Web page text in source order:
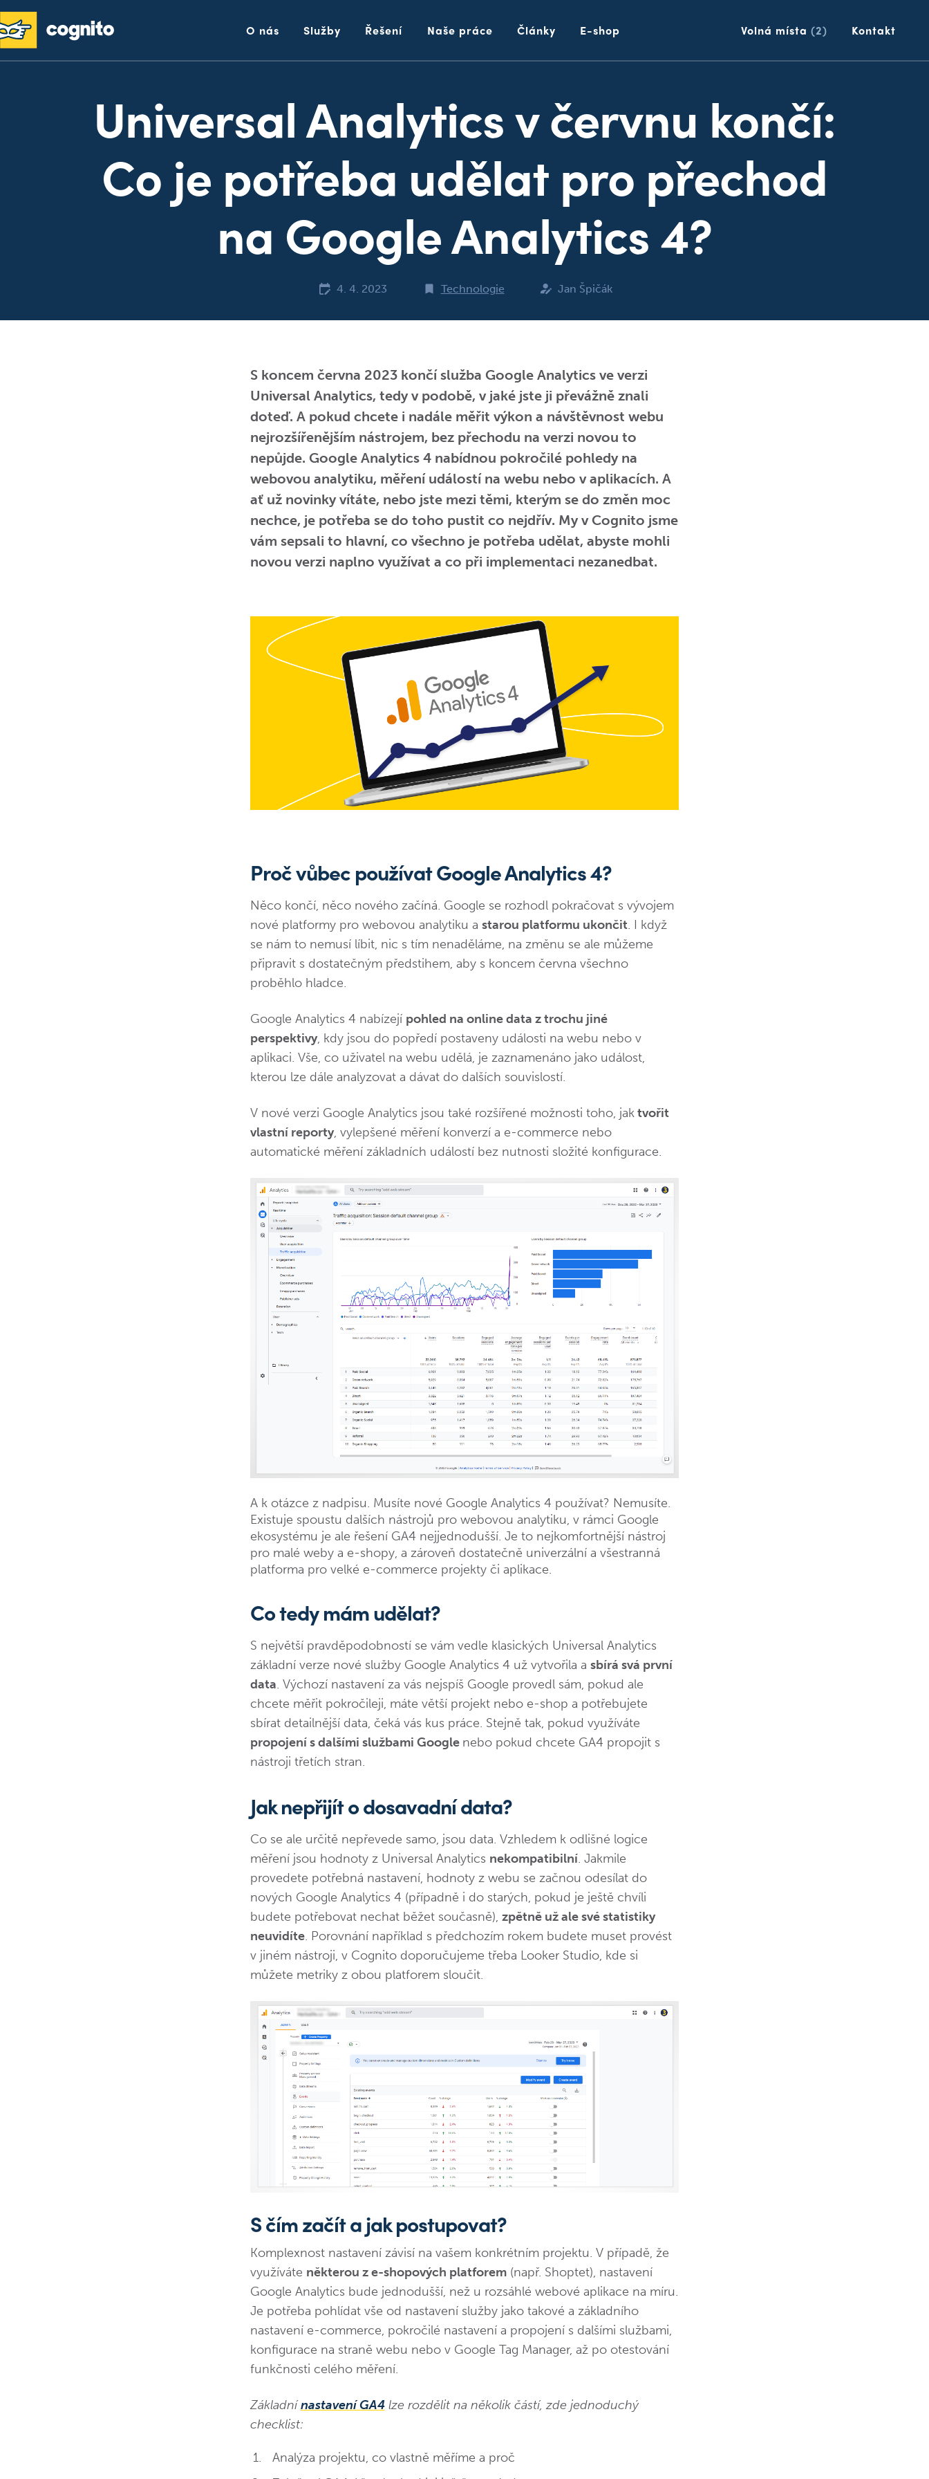
O nás Služby Řešení Naše práce Články E-shop Volná místa (2) Kontakt
Universal Analytics v červnu končí:
Co je potřeba udělat pro přechod
na Google Analytics 4?
4. 4. 2023 Technologie Jan Špičák
S koncem června 2023 končí služba Google Analytics ve verzi
Universal Analytics, tedy v podobě, v jaké jste ji převážně znali
doteď. A pokud chcete i nadále měřit výkon a návštěvnost webu
nejrozšířenějším nástrojem, bez přechodu na verzi novou to
nepůjde. Google Analytics 4 nabídnou pokročilé pohledy na
webovou analytiku, měření událostí na webu nebo v aplikacích. A
ať už novinky vítáte, nebo jste mezi těmi, kterým se do změn moc
nechce, je potřeba se do toho pustit co nejdřív. My v Cognito jsme
vám sepsali to hlavní, co všechno je potřeba udělat, abyste mohli
novou verzi naplno využívat a co při implementaci nezanedbat.
Proč vůbec používat Google Analytics 4?
Něco končí, něco nového začíná. Google se rozhodl pokračovat s vývojem
nové platformy pro webovou analytiku a starou platformu ukončit. I když
se nám to nemusí líbit, nic s tím nenaděláme, na změnu se ale můžeme
připravit s dostatečným předstihem, aby s koncem června všechno
proběhlo hladce.
Google Analytics 4 nabízejí pohled na online data z trochu jiné
perspektivy, kdy jsou do popředí postaveny události na webu nebo v
aplikaci. Vše, co uživatel na webu udělá, je zaznamenáno jako událost,
kterou lze dále analyzovat a dávat do dalších souvislostí.
V nové verzi Google Analytics jsou také rozšířené možnosti toho, jaktvořit
vlastní reporty, vylepšené měření konverzí a e-commerce nebo
automatické měření základních událostí bez nutnosti složité konfigurace.
A k otázce z nadpisu. Musíte nové Google Analytics 4 používat? Nemusíte.
Existuje spoustu dalších nástrojů pro webovou analytiku, v rámci Google
ekosystému je ale řešení GA4 nejjednodušší. Je to nejkomfortnější nástroj
pro malé weby a e-shopy, a zároveň dostatečně univerzální a všestranná
platforma pro velké e-commerce projekty či aplikace.
Co tedy mám udělat?
S největší pravděpodobností se vám vedle klasických Universal Analytics
základní verze nové služby Google Analytics 4 už vytvořila a sbírá svá první
data. Výchozí nastavení za vás nejspíš Google provedl sám, pokud ale
chcete měřit pokročileji, máte větší projekt nebo e-shop a potřebujete
sbírat detailnější data, čeká vás kus práce. Stejně tak, pokud využíváte
propojení s dalšími službami Google nebo pokud chcete GA4 propojit s
nástroji třetích stran.
Jak nepřijít o dosavadní data?
Co se ale určitě nepřevede samo, jsou data. Vzhledem k odlišné logice
měření jsou hodnoty z Universal Analytics nekompatibilní. Jakmile
provedete potřebná nastavení, hodnoty z webu se začnou odesílat do
nových Google Analytics 4 (případně i do starých, pokud je ještě chvíli
budete potřebovat nechat běžet současně), zpětně už ale své statistiky
neuvidíte. Porovnání například s předchozím rokem budete muset provést
v jiném nástroji, v Cognito doporučujeme třeba Looker Studio, kde si
můžete metriky z obou platforem sloučit.
S čím začít a jak postupovat?
Komplexnost nastavení závisí na vašem konkrétním projektu. V případě, že
využíváte některou z e-shopových platforem(např. Shoptet), nastavení
Google Analytics bude jednodušší, než u rozsáhlé webové aplikace na míru.
Je potřeba pohlídat vše od nastavení služby jako takové a základního
nastavení e-commerce, pokročilé nastavení a propojení s dalšími službami,
konfigurace na straně webu nebo v Google Tag Manager, až po otestování
funkčnosti celého měření.
Základnínastavení GA4lze rozdělit na několik částí, zde jednoduchý
checklist:
Analýza projektu, co vlastně měříme a proč